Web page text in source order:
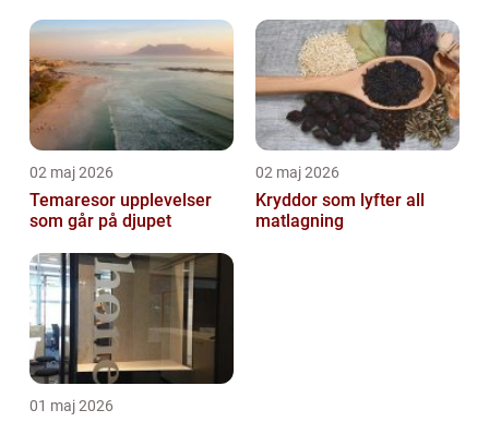
02 maj 2026
Temaresor upplevelser
som går på djupet
02 maj 2026
Kryddor som lyfter all
matlagning
01 maj 2026